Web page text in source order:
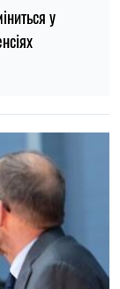
армії,
інтерв’ю NYT